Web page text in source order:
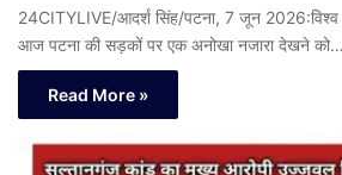
24CITYLIVE/आदर्श सिंह/पटना, 7 जून 2026:विश्व
आज पटना की सड़कों पर एक अनोखा नजारा देखने को…
Read More »